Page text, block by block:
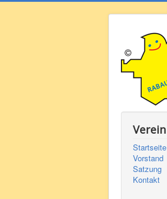
Verein
Startseite
Vorstand
Satzung
Kontakt